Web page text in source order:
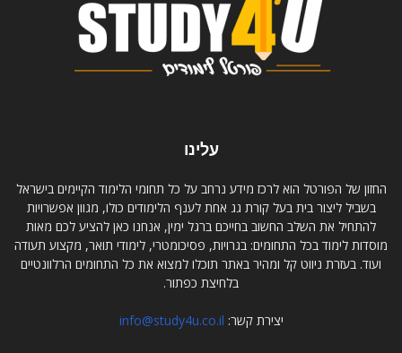
עלינו
החזון של הפורטל הוא לרכז מידע נרחב על כל תחומי הלימוד הקיימים בישראל
בשביל ליצור בית בעל קורת גג אחת לענף הלימודים כולו, מגוון אפשרויות
להתחיל את השלב החשוב בחייכם ברגל ימין, אנחנו כאן להציע לכם מאות
מוסדות לימוד בכל התחומים: בגרויות, פסיכומטרי, לימודי תואר, מקצוע תעודה
ועוד. בעזרת ניווט קל ומהיר באתר תוכלו למצוא את כל התחומים הרלוונטיים
בלחיצת כפתור.
יצירת קשר: info@study4u.co.il